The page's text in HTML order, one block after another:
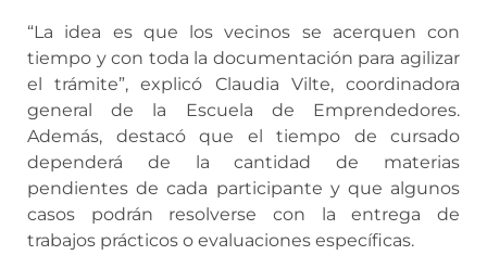
“La idea es que los vecinos se acerquen con
tiempo y con toda la documentación para agilizar
el trámite”, explicó Claudia Vilte, coordinadora
general de la Escuela de Emprendedores.
Además, destacó que el tiempo de cursado
dependerá de la cantidad de materias
pendientes de cada participante y que algunos
casos podrán resolverse con la entrega de
trabajos prácticos o evaluaciones específicas.